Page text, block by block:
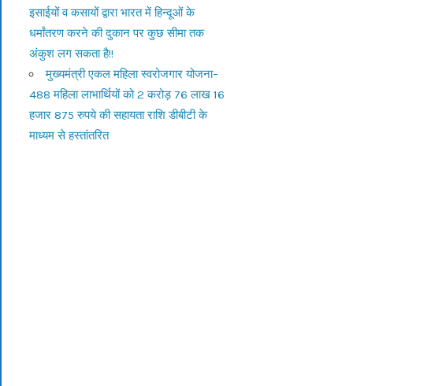
इसाईयों व कसायों द्वारा भारत में हिन्दूओं के
धर्मांतरण करने की दुकान पर कुछ सीमा तक
अंकुश लग सकता है!!
मुख्यमंत्री एकल महिला स्वरोजगार योजना–
488 महिला लाभार्थियों को 2 करोड़ 76 लाख 16
हजार 875 रुपये की सहायता राशि डीबीटी के
माध्यम से हस्तांतरित